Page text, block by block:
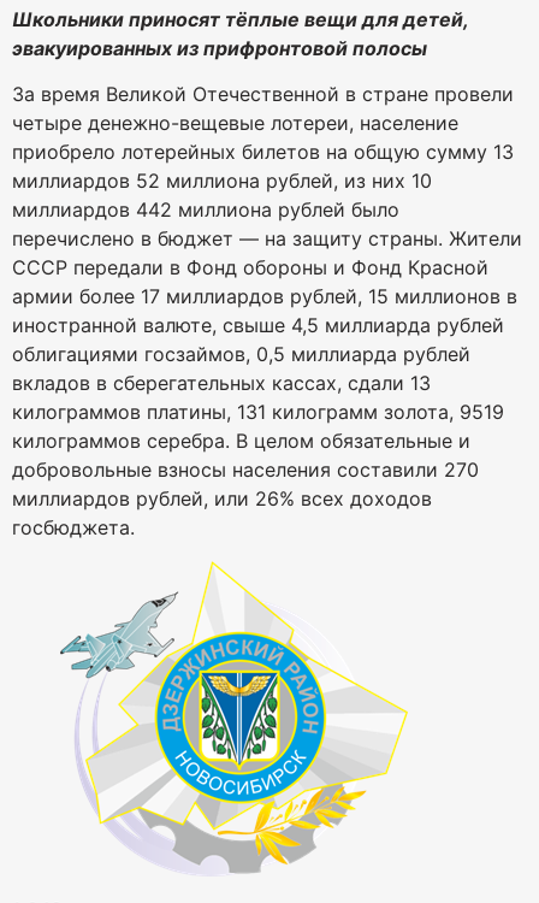
Школьники приносят тёплые вещи для детей,
эвакуированных из прифронтовой полосы
За время Великой Отечественной в стране провели
четыре денежно-вещевые лотереи, население
приобрело лотерейных билетов на общую сумму 13
миллиардов 52 миллиона рублей, из них 10
миллиардов 442 миллиона рублей было
перечислено в бюджет — на защиту страны. Жители
СССР передали в Фонд обороны и Фонд Красной
армии более 17 миллиардов рублей, 15 миллионов в
иностранной валюте, свыше 4,5 миллиарда рублей
облигациями госзаймов, 0,5 миллиарда рублей
вкладов в сберегательных кассах, сдали 13
килограммов платины, 131 килограмм золота, 9519
килограммов серебра. В целом обязательные и
добровольные взносы населения составили 270
миллиардов рублей, или 26% всех доходов
госбюджета.